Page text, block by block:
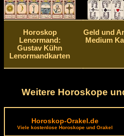
Horoskop
Lenormand:
Gustav Kühn
Lenormandkarten
Geld und
Medium
Weitere Horoskope
Horoskop-Orakel.de
Viele kostenlose Horoskope und Orakel